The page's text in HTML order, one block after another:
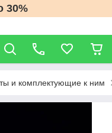
30%
и комплектующие к ним